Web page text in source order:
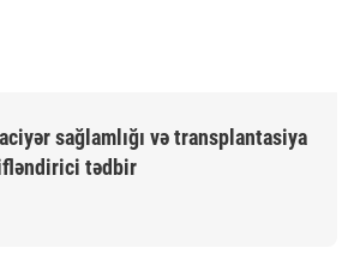
sağlamlığı və transplantasiya
tədbir